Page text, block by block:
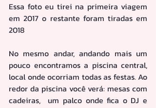
Essa foto eu tirei na primeira viagem
em 2017 o restante foram tiradas em
2018
No mesmo andar, andando mais um
pouco encontramos a piscina central,
local onde ocorriam todas as festas. Ao
redor da piscina você verá: mesas com
cadeiras,  um palco onde fica o DJ e